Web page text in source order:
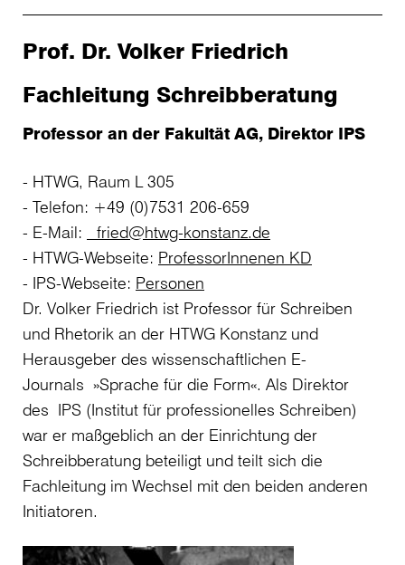
Prof. Dr. Volker Friedrich
Fachleitung Schreibberatung
Professor an der Fakultät AG, Direktor IPS
HTWG, Raum L 305
Telefon: +49 (0)7531 206-659
E-Mail:
fried@htwg-konstanz.de
HTWG-Webseite: ProfessorInnenen KD
IPS-Webseite: Personen
Dr. Volker Friedrich ist Professor für Schreiben
und Rhetorik an der HTWG Konstanz und
Herausgeber des wissenschaftlichen E-
Journals »Sprache für die Form«. Als Direktor
des IPS (Institut für professionelles Schreiben)
war er maßgeblich an der Einrichtung der
Schreibberatung beteiligt und teilt sich die
Fachleitung im Wechsel mit den beiden anderen
Initiatoren.